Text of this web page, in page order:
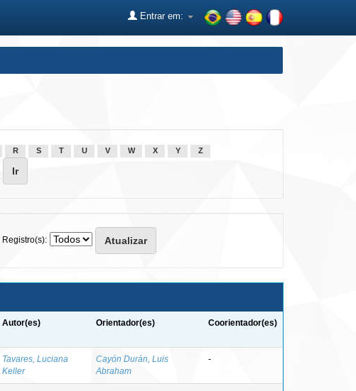
Entrar em:
R S T U V W X Y Z
Registro(s):
Autor(es) Orientador(es) Coorientador(es)
Tavares, Luciana
Keller
Cayón Durán, Luis
Abraham
-